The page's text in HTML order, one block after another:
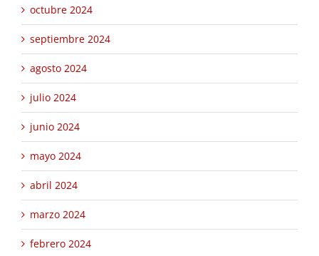
octubre 2024
septiembre 2024
agosto 2024
julio 2024
junio 2024
mayo 2024
abril 2024
marzo 2024
febrero 2024